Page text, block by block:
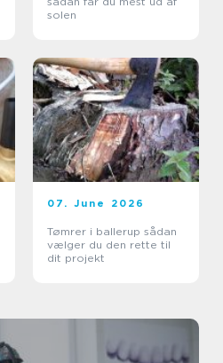
solen
07. June 2026
Tømrer i ballerup sådan
vælger du den rette til
dit projekt